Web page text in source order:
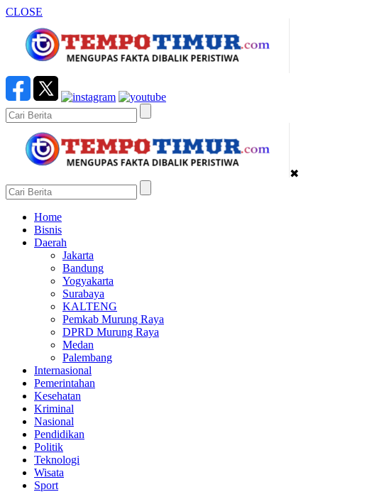
CLOSE
✖
Home
Bisnis
Daerah
Jakarta
Bandung
Yogyakarta
Surabaya
KALTENG
Pemkab Murung Raya
DPRD Murung Raya
Medan
Palembang
Internasional
Pemerintahan
Kesehatan
Kriminal
Nasional
Pendidikan
Politik
Teknologi
Wisata
Sport